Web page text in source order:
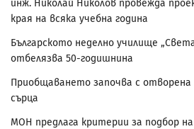
инж. Николай Николов провежда
края на всяка учебна година
Българското неделно училище
отбелязва 50-годишнина
Приобщаването започва с отворена
сърца
МОН предлага критерии за подбор